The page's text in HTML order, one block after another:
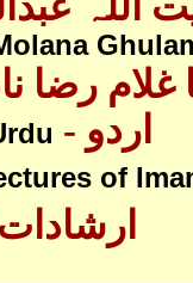
غلام
- اردو
of